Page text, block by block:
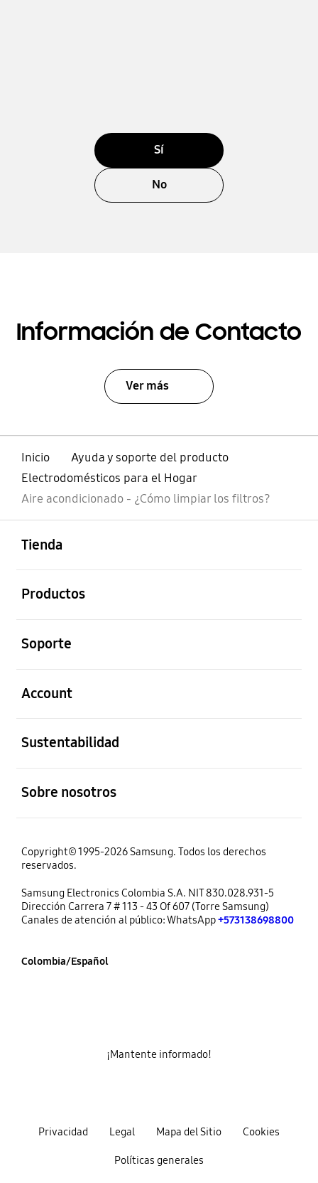
Sí
No
Información de Contacto
Ver más
Inicio
Ayuda y soporte del producto
Electrodomésticos para el Hogar
Aire acondicionado - ¿Cómo limpiar los filtros?
Tienda
Productos
Soporte
Account
Sustentabilidad
Sobre nosotros
Copyright© 1995-2026 Samsung. Todos los derechos
reservados.
Samsung Electronics Colombia S.A. NIT 830.028.931-5
Dirección Carrera 7 # 113 - 43 Of 607 (Torre Samsung)
Canales de atención al público: WhatsApp+573138698800
Colombia/Español
Privacidad Legal Mapa del Sitio Cookies
Políticas generales
¡Mantente informado!